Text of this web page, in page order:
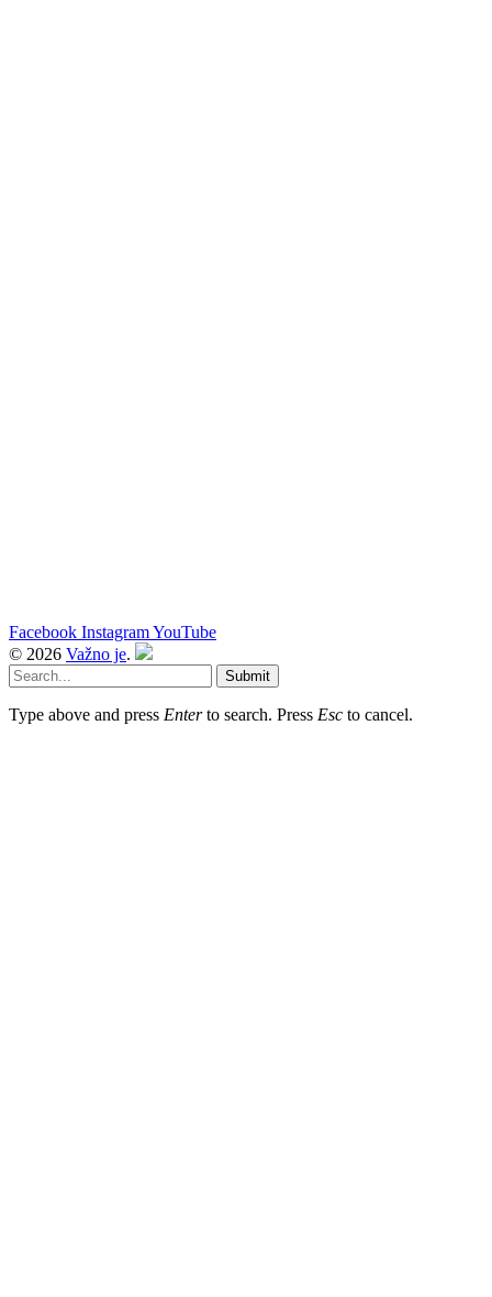
Facebook InstagramYouTube
© 2026 Važno je.
Submit
Type above and press Enterto search. Press Esc to cancel.